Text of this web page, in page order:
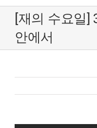
[재의 수요일]
안에서